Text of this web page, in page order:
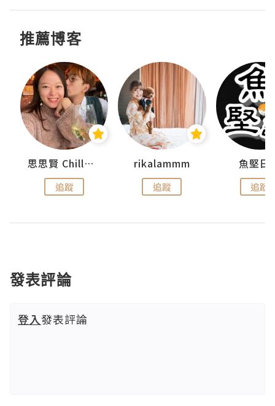
推薦博客
思思賢 ChillMyBabe
追蹤
rikalammm
追蹤
魚堅日
追蹤
發表評論
登入發表評論